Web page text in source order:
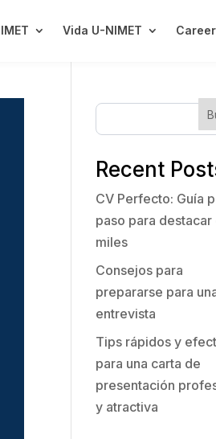
Vida U-NIMET
Recent
CV Perfecto: Guía
paso para destacar
miles
Consejos para
prepararse para
entrevista
Tips rápidos y
para una carta de
presentación
y atractiva